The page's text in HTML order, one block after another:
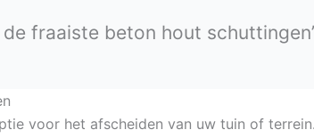
de fraaiste beton hout
voor het afscheiden van uw tuin of